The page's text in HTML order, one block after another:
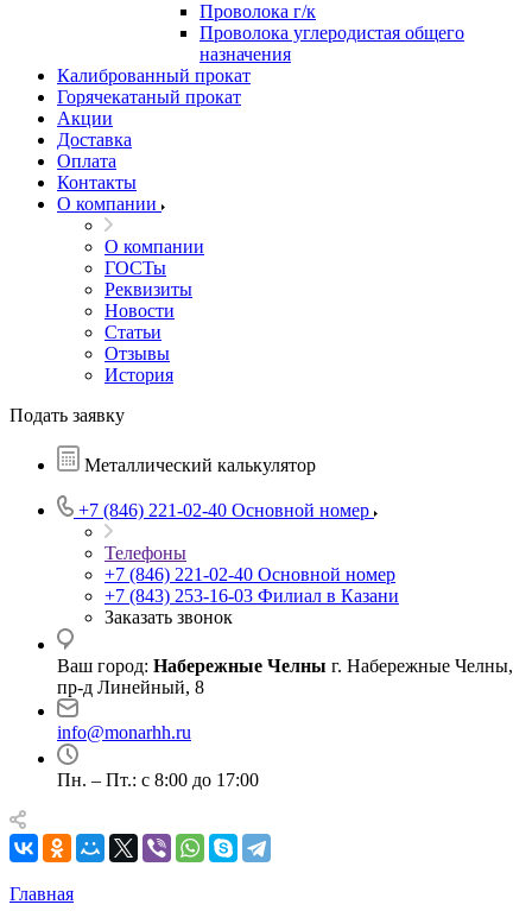
Проволока г/к
Проволока углеродистая общего
назначения
Калиброванный прокат
Горячекатаный прокат
Акции
Доставка
Оплата
Контакты
О компании
О компании
ГОСТы
Реквизиты
Новости
Статьи
Отзывы
История
Подать заявку
Металлический калькулятор
+7 (846) 221-02-40 Основной номер
Телефоны
+7 (846) 221-02-40 Основной номер
+7 (843) 253-16-03 Филиал в Казани
Заказать звонок
Ваш город: Набережные Челны г. Набережные Челны,
пр-д Линейный, 8
info@monarhh.ru
Пн. – Пт.: с 8:00 до 17:00
Главная